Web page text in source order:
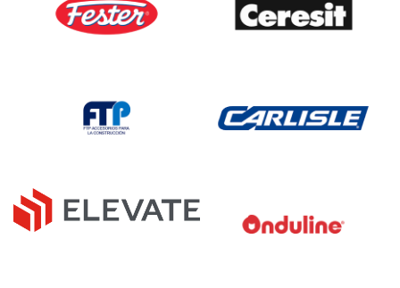
Selladores para juntas de aislamiento
Tratamiento para madera